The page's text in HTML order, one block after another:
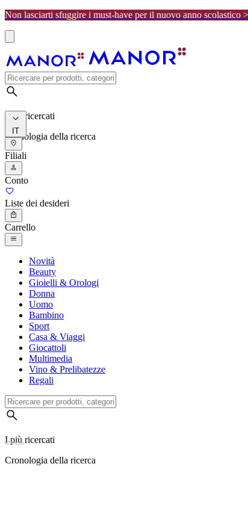
Non lasciarti sfuggire i must-have per il nuovo anno scolastico >
I più ricercati
Cronologia della ricerca
IT
Filiali
Conto
Liste dei desideri
Carrello
Novità
Beauty
Gioielli & Orologi
Donna
Uomo
Bambino
Sport
Casa & Viaggi
Giocattoli
Multimedia
Vino & Prelibatezze
Regali
I più ricercati
Cronologia della ricerca